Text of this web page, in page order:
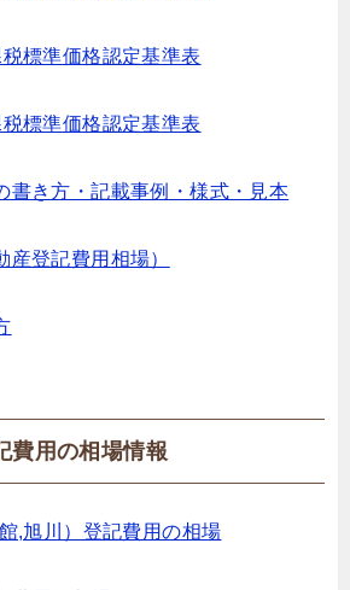
標準価格認定基準表
標準価格認定基準表
書き方・記載事例・様式・見本
登記費用相場）
費用の相場情報
,旭川）登記費用の相場